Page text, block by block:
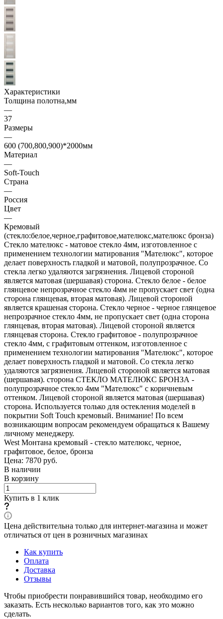
Характеристики
Толщина полотна,мм
—
37
Размеры
—
600 (700,800,900)*2000мм
Материал
—
Soft-Touch
Страна
—
Россия
Цвет
—
Кремовый
(стекло:белое,черное,графитовое,мателюкс,мателюкс бронза)
Стекло мателюкс - матовое стекло 4мм, изготовленное с
применением технологии матирования "Мателюкс", которое
делает поверхность гладкой и матовой, полупрозрачное. Со
стекла легко удаляются загрязнения. Лицевой стороной
является матовая (шершавая) сторона. Стекло белое - белое
глянцевое непрозрачное стекло 4мм не пропускает свет (одна
сторона глянцевая, вторая матовая). Лицевой стороной
является крашеная сторона. Стекло черное - черное глянцевое
непрозрачное стекло 4мм, не пропускает свет (одна сторона
глянцевая, вторая матовая). Лицевой стороной является
глянцевая сторона. Стекло графитовое - полупрозрачное
стекло 4мм, с графитовым оттенком, изготовленное с
применением технологии матирования "Мателюкс", которое
делает поверхность гладкой и матовой. Со стекла легко
удаляются загрязнения. Лицевой стороной является матовая
(шершавая). сторона СТЕКЛО МАТЕЛЮКС БРОНЗА -
полупрозрачное стекло 4мм "Мателюкс" с коричневым
оттенком. Лицевой стороной является матовая (шершавая)
сторона. Используется только для остекления моделей в
покрытии Soft Touch кремовый. Внимание! По всем
возникающим вопросам рекомендуем обращаться к Вашему
личному менеджеру.
West Монтана кремовый - стекло мателюкс, черное,
графитовое, белое, бронза
Цена: 7870 руб.
В наличии
В корзину
Купить в 1 клик
Цена действительна только для интернет-магазина и может
отличаться от цен в розничных магазинах
Как купить
Оплата
Доставка
Отзывы
Чтобы приобрести понравившийся товар, необходимо его
заказать. Есть несколько вариантов того, как это можно
сделать.